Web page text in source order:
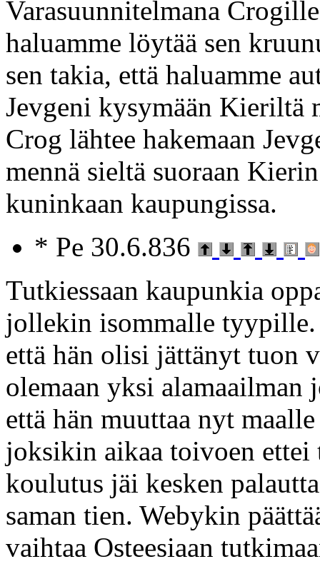
Varasuunnitelmana
haluamme löytää sen
sen takia, että haluamme
Jevgeni kysymään Kieriltä
Crog lähtee hakemaan
mennä sieltä suoraan
kuninkaan kaupungissa.
* Pe 30.6.836
Tutkiessaan kaupunkia
jollekin isommalle tyypille.
että hän olisi jättänyt tuon
olemaan yksi
että hän muuttaa nyt
joksikin aikaa toivoen ettei
koulutus jäi kesken
saman tien. Webykin
vaihtaa Osteesiaan